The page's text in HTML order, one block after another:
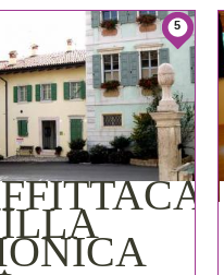
5